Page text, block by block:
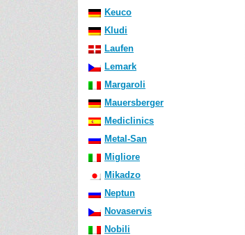
Keuco
Kludi
Laufen
Lemark
Margaroli
Mauersberger
Mediclinics
Metal-San
Migliore
Mikadzo
Neptun
Novaservis
Nobili